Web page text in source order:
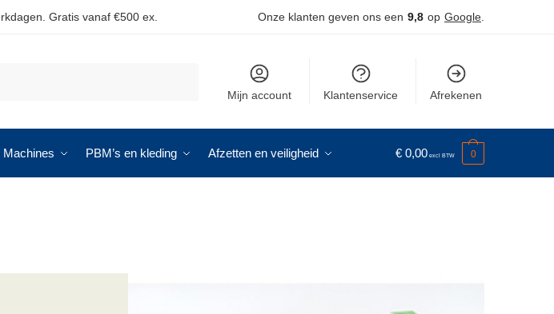
Gratis vanaf €500 ex. Onze klanten geven ons een 9,8 op Google
Mijn account Klantenservice Afrekenen
Machines PBM’s en kleding Afzetten en veiligheid € 0,00 0